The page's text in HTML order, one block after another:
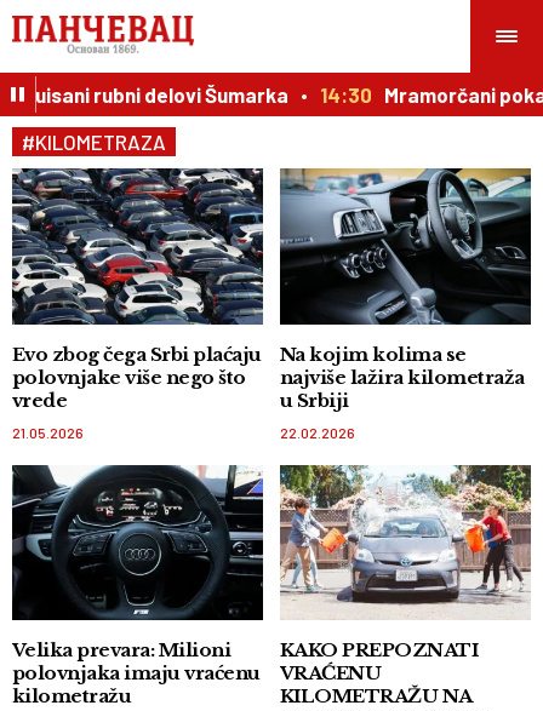
rubni delovi Šumarka 14:30
Mramorčani
#KILOMETRAZA
Evo zbog čega Srbi plaćaju
polovnjake više nego što
vrede
21.05.2026
Na kojim kolima se
najviše lažira kilometraža
u Srbiji
22.02.2026
Velika prevara: Milioni
polovnjaka imaju vraćenu
kilometražu
KAKO PREPOZNATI
VRAĆENU
KILOMETRAŽU NA